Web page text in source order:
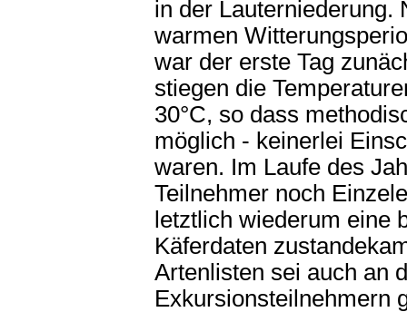
in der Lauterniederung.
warmen
war der erste Tag
stiegen die
30°C, so dass
möglich - keinerlei
waren. Im Laufe des
Teilnehmer noch
letztlich wiederum eine
Käferdaten
Artenlisten sei auch an
Exkursionsteilnehmern